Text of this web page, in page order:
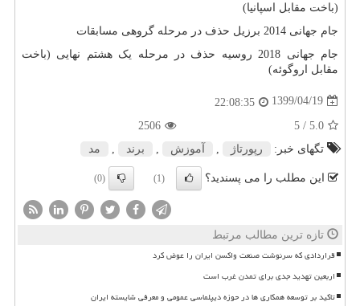
(باخت مقابل اسپانیا)
جام جهانی 2014 برزیل حذف در مرحله گروهی مسابقات
جام جهانی 2018 روسیه حذف در مرحله یک هشتم نهایی (باخت
مقابل اروگوئه)
1399/04/19
22:08:35
5.0
/ 5
2506
تگهای خبر:
رپورتاژ آموزش برند مد
این مطلب را می پسندید؟ (1)
(0)
تازه ترین مطالب مرتبط
قراردادی که سرنوشت صنعت واکسن ایران را عوض کرد
اربعین تهدید جدی برای تمدن غرب است
تاکید بر توسعه همکاری ها در حوزه دیپلماسی عمومی و معرفی شایسته ایران